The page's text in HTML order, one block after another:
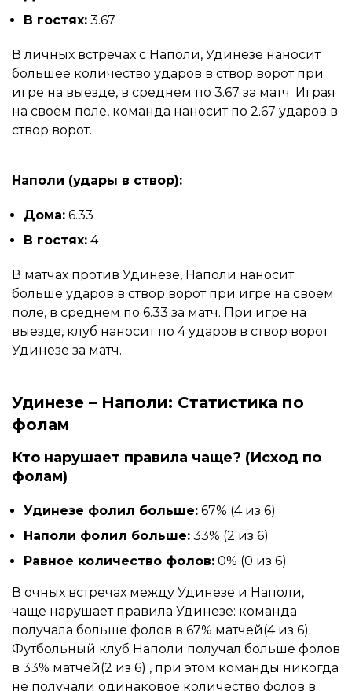
В гостях: 3.67
В личных встречах с Наполи, Удинезе наносит
большее количество ударов в створ ворот при
игре на выезде, в среднем по 3.67 за матч. Играя
на своем поле, команда наносит по 2.67 ударов в
створ ворот.
Наполи (удары в створ):
Дома: 6.33
В гостях: 4
В матчах против Удинезе, Наполи наносит
больше ударов в створ ворот при игре на своем
поле, в среднем по 6.33 за матч. При игре на
выезде, клуб наносит по 4 ударов в створ ворот
Удинезе за матч.
Удинезе – Наполи: Статистика по
фолам
Кто нарушает правила чаще? (Исход по
фолам)
Удинезе фолил больше: 67% (4 из 6)
Наполи фолил больше: 33% (2 из 6)
Равное количество фолов: 0% (0 из 6)
В очных встречах между Удинезе и Наполи,
чаще нарушает правила Удинезе: команда
получала больше фолов в 67% матчей(4 из 6).
Футбольный клуб Наполи получал больше фолов
в 33% матчей(2 из 6) , при этом команды никогда
не получали одинаковое количество фолов в